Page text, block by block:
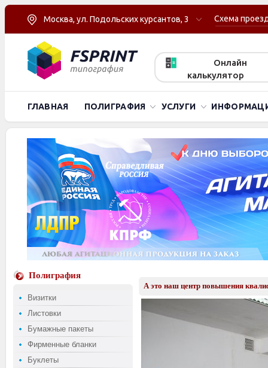
Москва, ул. Подольских курсантов, 3 Схема
Онлайн
калькулятор
ГЛАВНАЯ ПОЛИГРАФИЯ УСЛУГИ
Полиграфия
Визитки
Листовки
Бумажные пакеты
Фирменные бланки
Буклеты
А это наш центр повышения